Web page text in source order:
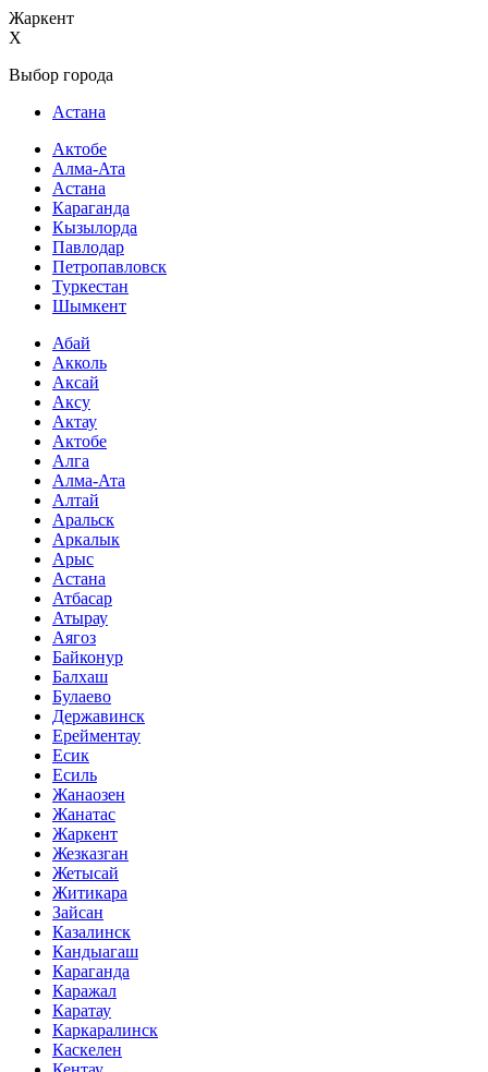
Жаркент
X
Выбор города
Астана
Актобе
Алма-Ата
Астана
Караганда
Кызылорда
Павлодар
Петропавловск
Туркестан
Шымкент
Абай
Акколь
Аксай
Аксу
Актау
Актобе
Алга
Алма-Ата
Алтай
Аральск
Аркалык
Арыс
Астана
Атбасар
Атырау
Аягоз
Байконур
Балхаш
Булаево
Державинск
Ерейментау
Есик
Есиль
Жанаозен
Жанатас
Жаркент
Жезказган
Жетысай
Житикара
Зайсан
Казалинск
Кандыагаш
Караганда
Каражал
Каратау
Каркаралинск
Каскелен